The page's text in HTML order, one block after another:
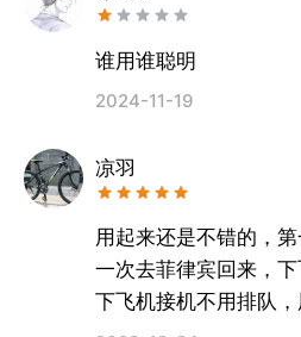
谁用谁聪明
2024-11-19
凉羽
用起来还是不错的，
一次去菲律宾回来，
下飞机接机不用排队